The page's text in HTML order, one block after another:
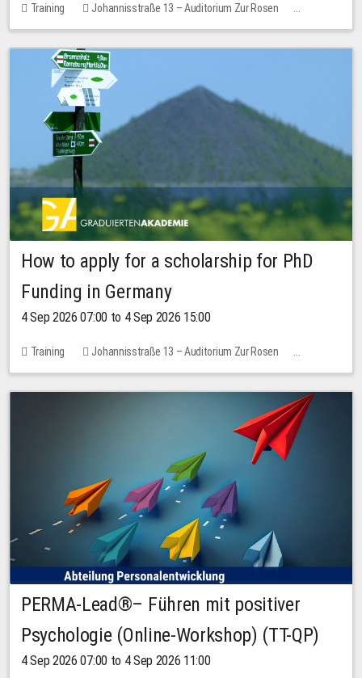
Training
Johannisstraße 13 – Auditorium Zur Rosen
No free places
How to apply for a scholarship for PhD
Funding in Germany
4 Sep 2026 07:00 to 4 Sep 2026 15:00
Training
Johannisstraße 13 – Auditorium Zur Rosen
7 places
10.00 EUR
PERMA-Lead®– Führen mit positiver
Psychologie (Online-Workshop) (TT-QP)
4 Sep 2026 07:00 to 4 Sep 2026 11:00